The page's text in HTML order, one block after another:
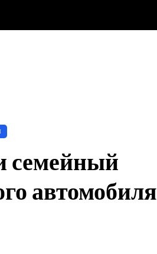
семейный
автомобиля